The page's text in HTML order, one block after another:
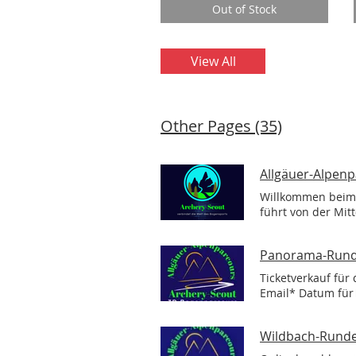
Out of Stock
View All
Other Pages (35)
Allgäuer-
Willkommen
führt von der
Runde (28 Ziele)
08.11.26 tägl.
Bogen Start ca.
(Einschränkung
der Wildtiere.
1 Kurs pro
Panorama-
Ticketverkauf für
Email* Datum
Kredit-/
Parcours €13
Wildbach-